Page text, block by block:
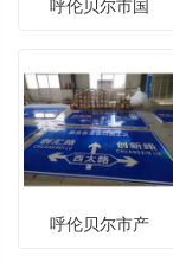
呼伦贝尔市国
呼伦贝尔市产